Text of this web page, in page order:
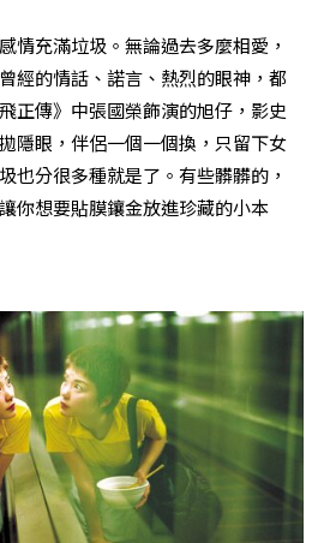
情充滿垃圾。無論過去多麼相愛，
經的情話、諾言、熱烈的眼神，都
正傳》中張國榮飾演的旭仔，影史
隱眼，伴侶一個一個換，只留下女
也分很多種就是了。有些髒髒的，
你想要貼膜鑲金放進珍藏的小本